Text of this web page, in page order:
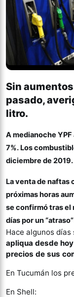
Sin
pasado,
litro.
A medianoche
7%. Los
diciembre de 2019.
La venta de naftas
próximas horas
se confirmó tras el
días por un
Hace algunos
apliqua desde
precios de sus
En Tucumán los
En Shell: